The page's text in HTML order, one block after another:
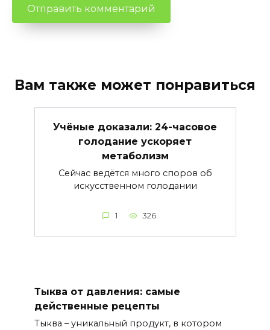
Вам также может понравиться
Учёные доказали: 24-часовое
голодание ускоряет
метаболизм
Сейчас ведётся много споров об
искусственном голодании
1 326
Тыква от давления: самые
действенные рецепты
Тыква – уникальный продукт, в котором